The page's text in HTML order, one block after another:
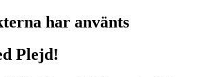
har använts
Plejd!